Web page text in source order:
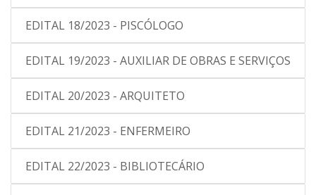
EDITAL 18/2023 - PISCÓLOGO
EDITAL 19/2023 - AUXILIAR DE OBRAS E SERVIÇOS
EDITAL 20/2023 - ARQUITETO
EDITAL 21/2023 - ENFERMEIRO
EDITAL 22/2023 - BIBLIOTECÁRIO